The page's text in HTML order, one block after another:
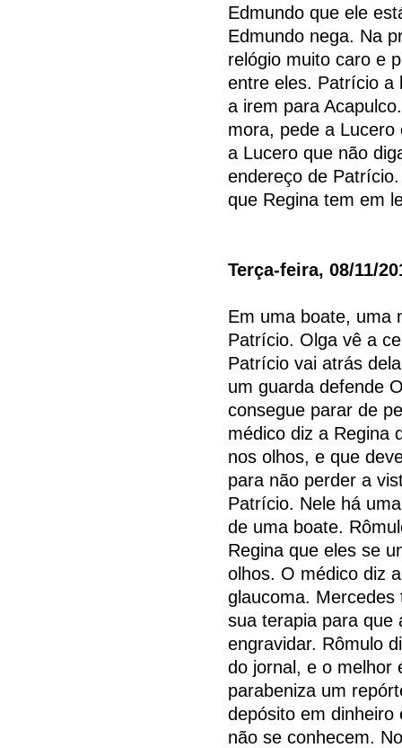
Edmundo que ele
Edmundo nega. Na
relógio muito caro e
entre eles. Patrício a
a irem para
mora, pede a Lucero
a Lucero que não
endereço de
que Regina tem em
Terça-feira, 08/11/
Em uma boate, uma
Patrício. Olga vê a
Patrício vai atrás
um guarda defende
consegue parar de
médico diz a Regina
nos olhos, e que
para não perder a
Patrício. Nele há
de uma boate.
Regina que eles se
olhos. O médico diz
glaucoma.
sua terapia para que
engravidar. Rômulo
do jornal, e o melhor
parabeniza um
depósito em
não se conhecem.